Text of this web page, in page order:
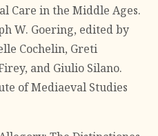
Care in the Middle Ages.
W. Goering, edited by
Cochelin, Greti
and Giulio Silano.
of Mediaeval Studies